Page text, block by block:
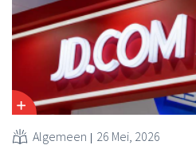
Algemeen 26 Mei, 2026